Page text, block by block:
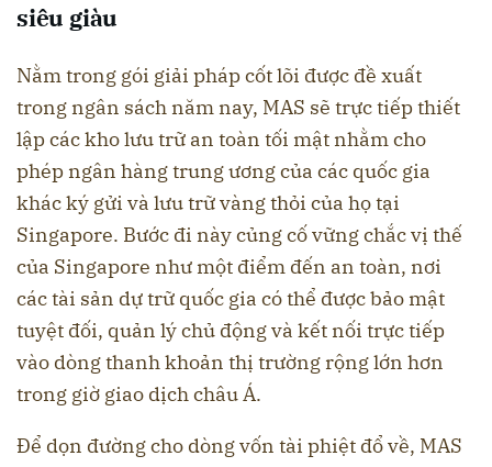
siêu giàu
Nằm trong gói giải pháp cốt lõi được đề xuất
trong ngân sách năm nay, MAS sẽ trực tiếp thiết
lập các kho lưu trữ an toàn tối mật nhằm cho
phép ngân hàng trung ương của các quốc gia
khác ký gửi và lưu trữ vàng thỏi của họ tại
Singapore. Bước đi này củng cố vững chắc vị thế
của Singapore như một điểm đến an toàn, nơi
các tài sản dự trữ quốc gia có thể được bảo mật
tuyệt đối, quản lý chủ động và kết nối trực tiếp
vào dòng thanh khoản thị trường rộng lớn hơn
trong giờ giao dịch châu Á.
Để dọn đường cho dòng vốn tài phiệt đổ về, MAS